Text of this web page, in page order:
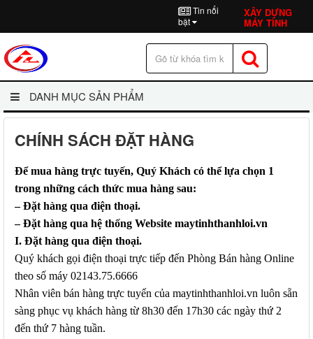
Tin nổi
bật
XÂY DỰNG
MÁY TÍNH
DANH MỤC SẢN PHẨM
CHÍNH SÁCH ĐẶT HÀNG
Để mua hàng trực tuyến, Quý Khách có thể lựa chọn 1
trong những cách thức mua hàng sau:
– Đặt hàng qua điện thoại.
– Đặt hàng qua hệ thống Website maytinhthanhloi.vn
I. Đặt hàng qua điện thoại.
Quý khách gọi điện thoại trực tiếp đến Phòng Bán hàng Online
theo số máy 02143.75.6666
Nhân viên bán hàng trực tuyến của maytinhthanhloi.vn luôn sẵn
sàng phục vụ khách hàng từ 8h30 đến 17h30 các ngày thứ 2
đến thứ 7 hàng tuần.